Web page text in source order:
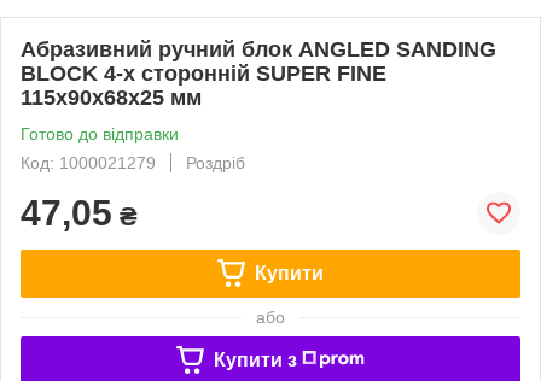
Абразивний ручний блок ANGLED SANDING
BLOCK 4-х сторонній SUPER FINE
115x90х68x25 мм
Готово до відправки
Код: 1000021279
Роздріб
47,05 ₴
Купити
або
Купити з